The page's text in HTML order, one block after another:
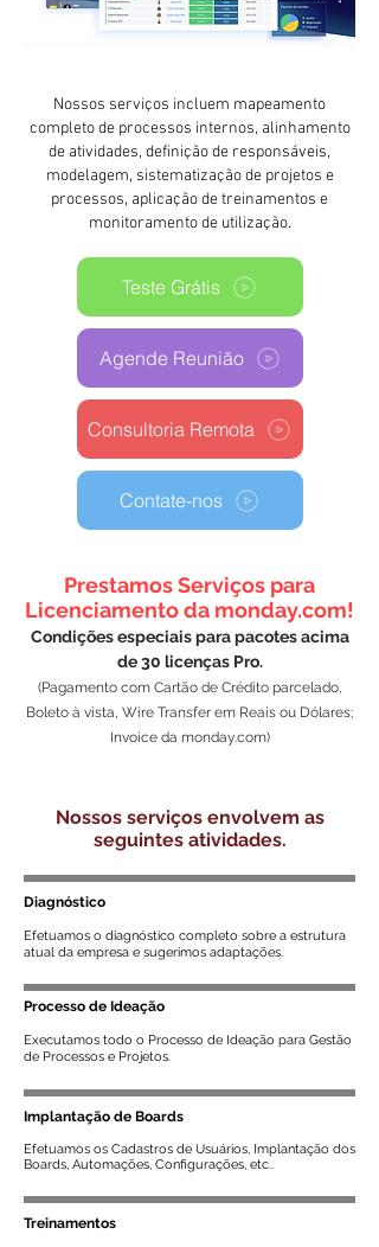
Nossos serviços incluem mapeamento
completo de processos internos, alinhamento
de atividades, definição de responsáveis,
modelagem, sistematização de projetos e
processos, aplicação de treinamentos e
monitoramento de utilização.
Teste Grátis
Agende Reunião
Consultoria Remota
Contate-nos
Prestamos Serviços para
Licenciamento da monday.com!
Condições especiais para pacotes acima
de 30 licenças Pro.
(Pagamento com Cartão de Crédito parcelado,
Boleto à vista, Wire Transfer em Reais ou Dólares;
Invoice da monday.com)
Nossos serviços envolvem as
seguintes atividades.
Diagnóstico
Efetuamos o diagnóstico completo sobre a estrutura
atual da empresa e sugerimos adaptações.
Processo de Ideação
​Executamos todo o Processo de Ideação para Gestão
de Processos e Projetos.
Implantação de Boards
Efetuamos os Cadastros de Usuários, Implantação dos
Boards, Automações, Configurações, etc..
Treinamentos